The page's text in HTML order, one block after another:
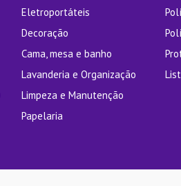
Eletroportáteis
Decoração
Cama, mesa e banho
Lavanderia e Organização
Limpeza e Manutenção
Papelaria